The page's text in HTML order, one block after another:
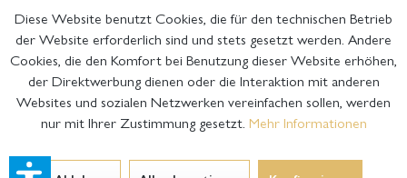
Diese Website benutzt Cookies, die für den technischen Betrieb
der Website erforderlich sind und stets gesetzt werden. Andere
Cookies, die den Komfort bei Benutzung dieser Website erhöhen,
der Direktwerbung dienen oder die Interaktion mit anderen
Websites und sozialen Netzwerken vereinfachen sollen, werden
nur mit Ihrer Zustimmung gesetzt. Mehr Informationen